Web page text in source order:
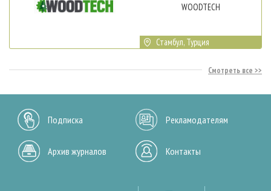
WOODTECH
Стамбул, Турция
Смотреть все
Подписка Рекламодателям
Архив журналов Контакты